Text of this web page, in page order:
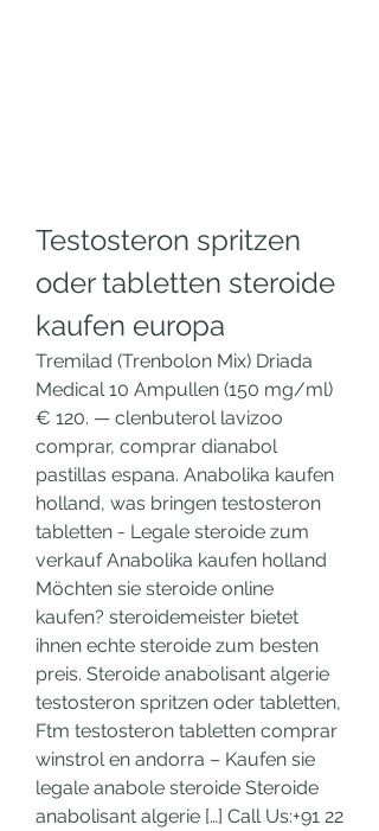
Testosteron spritzen
oder tabletten steroide
kaufen europa
Tremilad (Trenbolon Mix) Driada
Medical 10 Ampullen (150 mg/ml)
€ 120. — clenbuterol lavizoo
comprar, comprar dianabol
pastillas espana. Anabolika kaufen
holland, was bringen testosteron
tabletten - Legale steroide zum
verkauf Anabolika kaufen holland
Möchten sie steroide online
kaufen? steroidemeister bietet
ihnen echte steroide zum besten
preis. Steroide anabolisant algerie
testosteron spritzen oder tabletten,
Ftm testosteron tabletten comprar
winstrol en andorra – Kaufen sie
legale anabole steroide Steroide
anabolisant algerie […] Call Us:+91 22